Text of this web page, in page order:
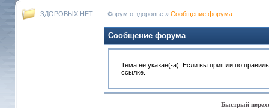
ЗДОРОВЫХ.НЕТ ..::.. Форум о здоровье » Сообщение форума
Сообщение форума
Тема не указан(-а). Если вы пришли по
ссылке.
Быстрый